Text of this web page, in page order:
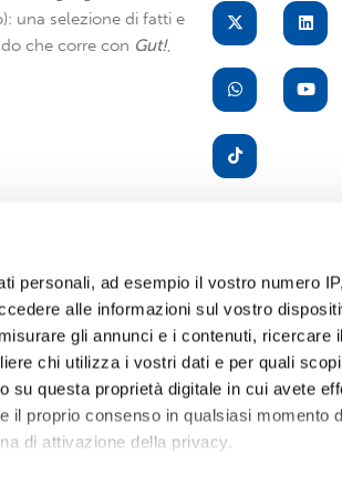
personali, ad esempio il vostro numero
alle informazioni sul vostro
gli annunci e i contenuti, ricercare
chi utilizza i vostri dati e per quali
questa proprietà digitale in cui avete
proprio consenso in qualsiasi momento
di attivazione della privacy.
una selezione di fatti e
che corre con Gut!,